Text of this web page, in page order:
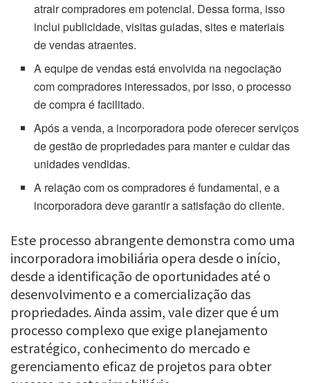
atrair compradores em potencial. Dessa forma, isso
inclui publicidade, visitas guiadas, sites e materiais
de vendas atraentes.
A equipe de vendas está envolvida na negociação
com compradores interessados, por isso, o processo
de compra é facilitado.
Após a venda, a incorporadora pode oferecer serviços
de gestão de propriedades para manter e cuidar das
unidades vendidas.
A relação com os compradores é fundamental, e a
incorporadora deve garantir a satisfação do cliente.
Este processo abrangente demonstra como uma
incorporadora imobiliária opera desde o início,
desde a identificação de oportunidades até o
desenvolvimento e a comercialização das
propriedades. Ainda assim, vale dizer que é um
processo complexo que exige planejamento
estratégico, conhecimento do mercado e
gerenciamento eficaz de projetos para obter